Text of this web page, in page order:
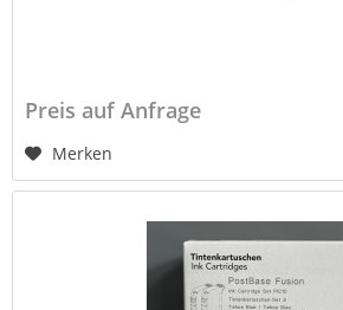
Preis auf Anfrage
Merken